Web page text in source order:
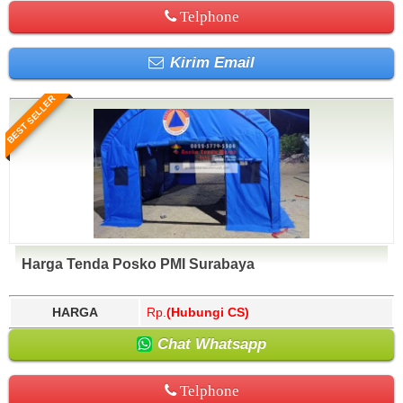
Telphone
Kirim Email
BEST SELLER
Harga Tenda Posko PMI Surabaya
HARGA Rp. (Hubungi CS)
Chat Whatsapp
Telphone